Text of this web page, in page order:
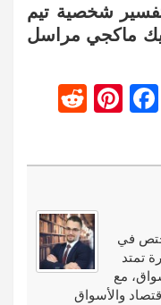
شخصية تيم
ماكجي مراسل
F
ce
o
k
Pi
er
t
d
t
في
تمتد
مع
والأسواق